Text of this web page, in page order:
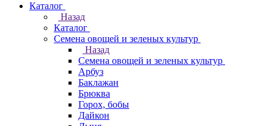
Каталог
Назад
Каталог
Семена овощей и зеленых культур
Назад
Семена овощей и зеленых культур
Арбуз
Баклажан
Брюква
Горох, бобы
Дайкон